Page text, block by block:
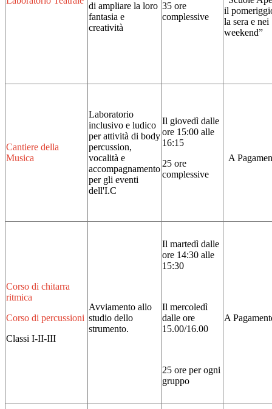
di ampliare la loro
fantasia e
creatività
35 ore
complessive
il
la sera e nei
weekend”
Cantiere della
Musica
Laboratorio
inclusivo e ludico
per attività di body
percussion,
vocalità e
accompagnamento
per gli eventi
dell'I.C
Il giovedì dalle
ore 15:00 alle
16:15
25 ore
complessive
A
Corso di chitarra
ritmica
Corso di percussioni
Classi I-II-III
Avviamento allo
studio dello
strumento.
Il martedì dalle
ore 14:30 alle
15:30
Il mercoledì
dalle ore
15.00/16.00
25 ore per ogni
gruppo
A